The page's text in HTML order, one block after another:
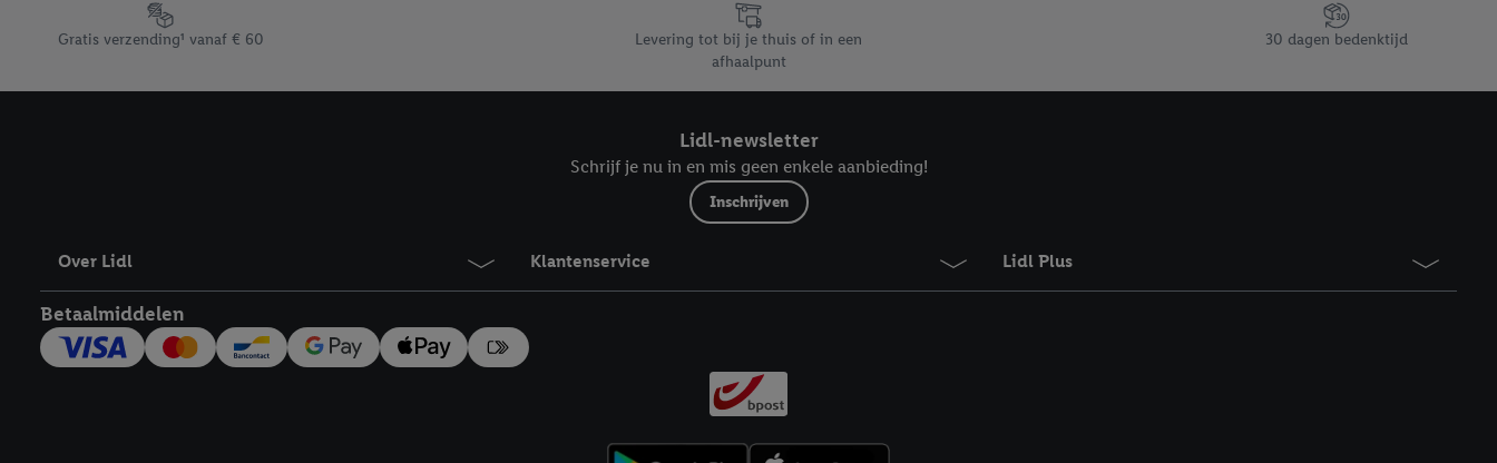
Footerelement met de verschillende USPs van Lidl.be
Gratis verzending¹ vanaf € 60
Levering tot bij je thuis of in een
afhaalpunt
30 dagen bedenktijd
Lidl-newsletter
Schrijf je nu in en mis geen enkele aanbieding!
Inschrijven
Over Lidl Klantenservice Lidl Plus
Betaalmiddelen
waaronder de bewaartermijn van de gegevens en uw recht om uw toestemming te allen tijde met vooruitwerkende
privacyverklaring .Je vindt het impressum hier.